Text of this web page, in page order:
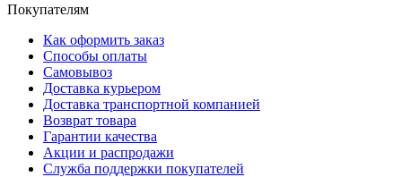
Покупателям
Как оформить заказ
Способы оплаты
Самовывоз
Доставка курьером
Доставка транспортной компанией
Возврат товара
Гарантии качества
Акции и распродажи
Служба поддержки покупателей